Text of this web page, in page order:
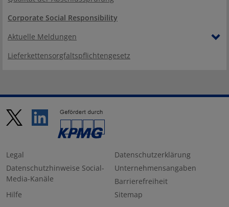
Corporate Social Responsibility
Aktuelle Meldungen
Lieferkettensorgfaltspflichtengesetz
Legal
Datenschutzerklärung
Datenschutzhinweise Social-
Media-Kanäle
Unternehmensangaben
Barrierefreiheit
Hilfe
Sitemap